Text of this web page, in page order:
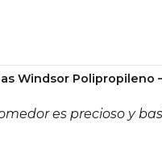
Windsor Polipropileno
es precioso y